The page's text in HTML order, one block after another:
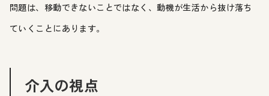
問題は、移動できないことではなく、動機が生活から抜け落ち
ていくことにあります。
介入の視点